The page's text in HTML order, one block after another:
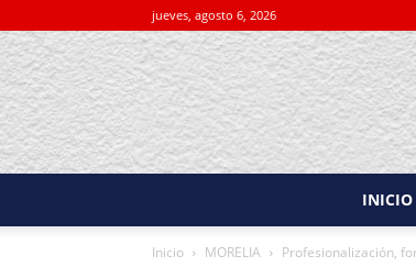
jueves, agosto 6, 2026
INICIO
Inicio MORELIA Profesionalización,